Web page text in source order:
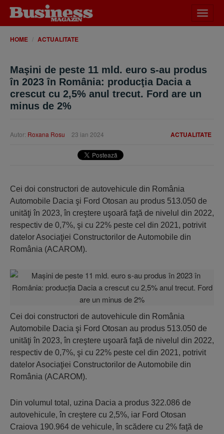
meniu
HOME ACTUALITATE
Maşini de peste 11 mld. euro s-au produs
în 2023 în România: producţia Dacia a
crescut cu 2,5% anul trecut. Ford are un
minus de 2%
ACTUALITATE
Autor: Roxana Rosu 23 ian 2024
Cei doi constructori de autovehicule din România
Automobile Dacia şi Ford Otosan au produs 513.050 de
unităţi în 2023, în creştere uşoară faţă de nivelul din 2022,
respectiv de 0,7%, şi cu 22% peste cel din 2021, potrivit
datelor Asociaţiei Constructorilor de Automobile din
România (ACAROM).
Cei doi constructori de autovehicule din România
Automobile Dacia şi Ford Otosan au produs 513.050 de
unităţi în 2023, în creştere uşoară faţă de nivelul din 2022,
respectiv de 0,7%, şi cu 22% peste cel din 2021, potrivit
datelor Asociaţiei Constructorilor de Automobile din
România (ACAROM).
Din volumul total, uzina Dacia a produs 322.086 de
autovehicule, în creştere cu 2,5%, iar Ford Otosan
Craiova 190.964 de vehicule, în scădere cu 2% faţă de